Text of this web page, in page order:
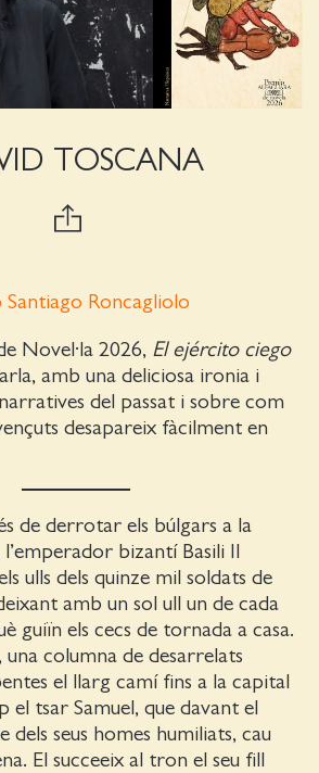
TOSCANA
Santiago Roncagliolo
Novel·la 2026, El ejército ciego
amb una deliciosa ironia i
del passat i sobre com
desapareix fàcilment en
de derrotar els búlgars a la
bizantí Basili II
ulls dels quinze mil soldats de
amb un sol ull un de cada
guiïn els cecs de tornada a casa.
una columna de desarrelats
el llarg camí fins a la capital
el tsar Samuel, que davant el
dels seus homes humiliats, cau
El succeeix al tron el seu fill